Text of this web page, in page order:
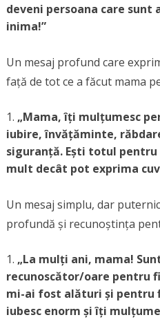
deveni persoana care sunt
inima!”
Un mesaj profund care
față de tot ce a făcut mama
„Mama, îți mulțumesc
iubire, învățăminte,
siguranță. Ești totul pentru
mult decât pot exprima
Un mesaj simplu, dar
profundă și recunoștința
„La mulți ani, mama!
recunoscător/oare pentru
mi-ai fost alături și pentru
iubesc enorm și îți